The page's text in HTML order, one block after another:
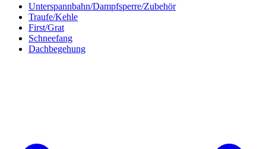
Unterspannbahn/Dampfsperre/Zubehör
Traufe/Kehle
First/Grat
Schneefang
Dachbegehung